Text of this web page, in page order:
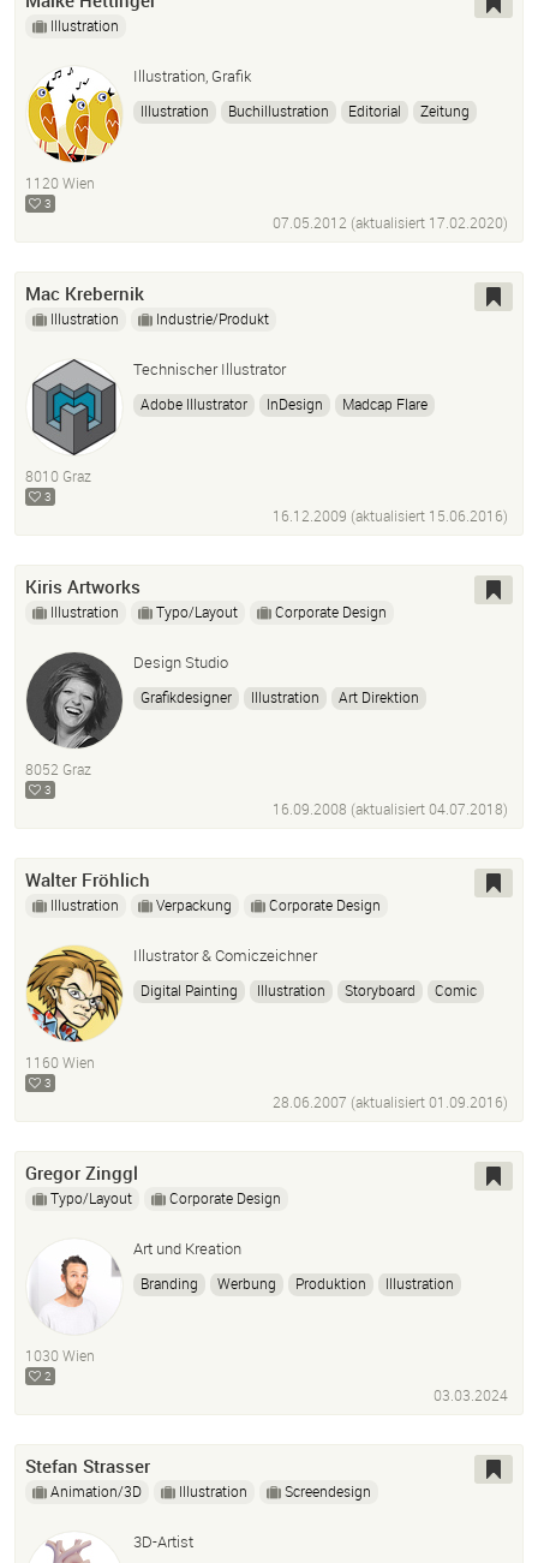
Illustration
Illustration, Grafik
Illustration Buchillustration Editorial
Zeitung
1120 Wien
3
07.05.2012 (aktualisiert 17.02.2020)
Mac Krebernik
Illustration Industrie/Produkt
Technischer Illustrator
Adobe Illustrator InDesign
Madcap Flare
8010 Graz
3
16.12.2009 (aktualisiert 15.06.2016)
Kiris Artworks
Illustration Typo/Layout Corporate Design
Design Studio
Grafikdesigner Illustration Art Direktion
8052 Graz
3
16.09.2008 (aktualisiert04.07.2018)
Walter Fröhlich
Illustration Verpackung Corporate Design
Illustrator & Comiczeichner
Digital Painting Illustration Storyboard Comic
1160 Wien
3
28.06.2007 (aktualisiert01.09.2016)
Gregor Zinggl
Typo/Layout Corporate Design
Art und Kreation
Branding Werbung Produktion
Illustration
1030 Wien
2
03.03.2024
Stefan Strasser
Animation/3D Illustration Screendesign
3D-Artist